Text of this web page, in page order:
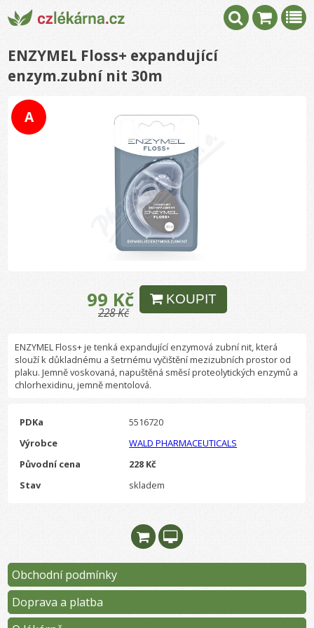
ENZYMEL Floss+ expandující
enzym.zubní nit 30m
A
99 Kč
228 Kč
KOUPIT
ENZYMEL Floss+ je tenká expandující enzymová zubní nit, která
slouží k důkladnému a šetrnému vyčištění mezizubních prostor od
plaku. Jemně voskovaná, napuštěná směsí proteolytických enzymů a
chlorhexidinu, jemně mentolová.
PDKa
5516720
Výrobce
WALD PHARMACEUTICALS
Původní cena
228 Kč
Stav
skladem
Obchodní podmínky
Doprava a platba